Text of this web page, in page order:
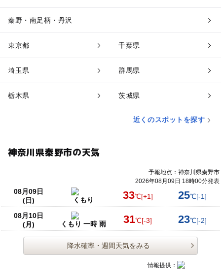
秦野・南足柄・丹沢
東京都 千葉県
埼玉県 群馬県
栃木県 茨城県
近くのスポットを探す
神奈川県秦野市の天気
予報地点：神奈川県秦野市
2026年08月09日 18時00分発表
08月09日
(日)
くもり 33℃[+1] 25℃[-1]
08月10日
(月)
くもり 一時 雨 31℃[-3] 23℃[-2]
降水確率・週間天気をみる
情報提供：